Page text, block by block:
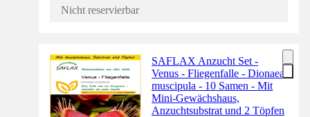
Nicht reservierbar
SAFLAX Anzucht Set -
Venus - Fliegenfalle - Dionaea
muscipula - 10 Samen - Mit
Mini-Gewächshaus,
Anzuchtsubstrat und 2 Töpfen